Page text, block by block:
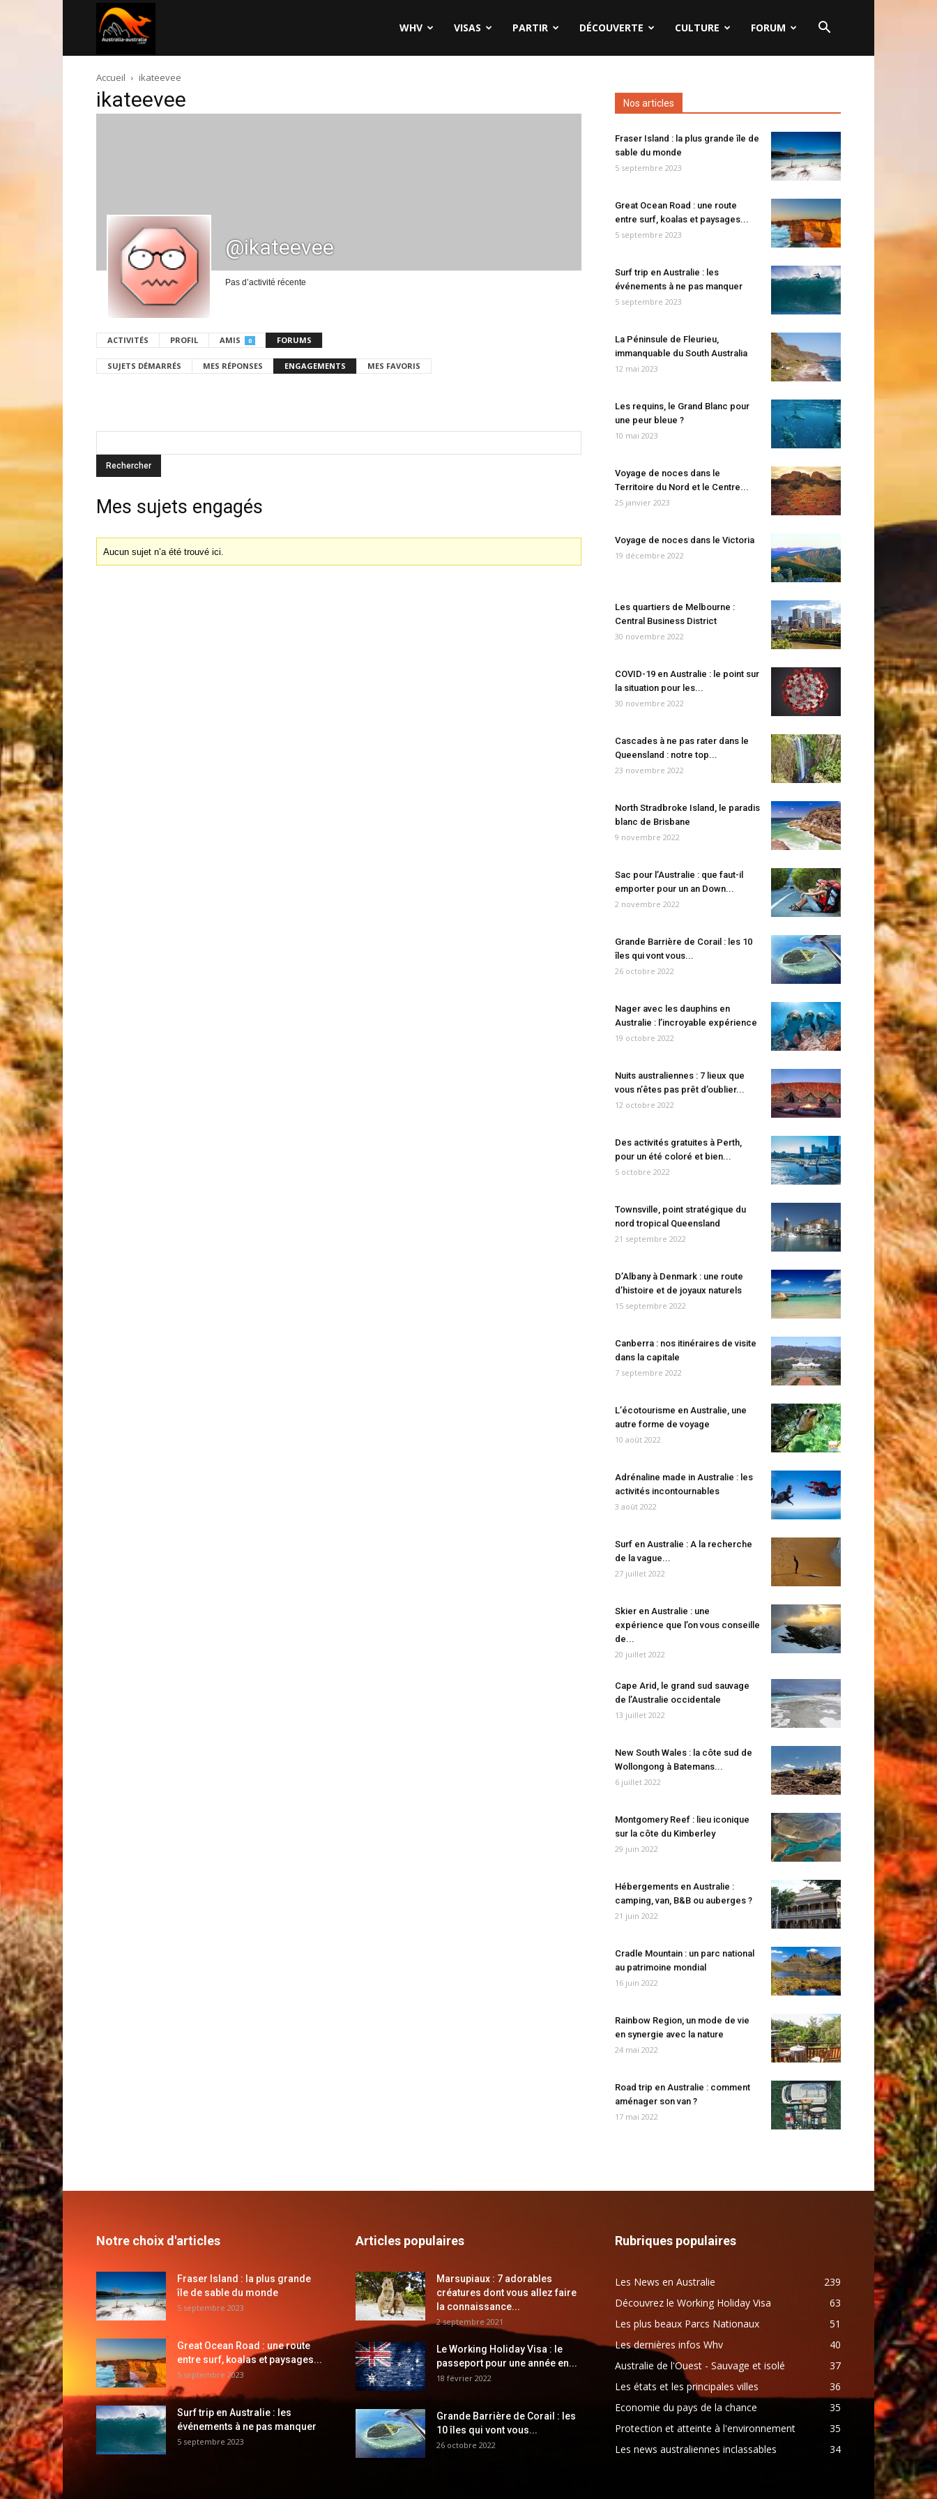
australie.com
WHV VISAS PARTIR DÉCOUVERTE CULTURE FORUM
Accueil ikateevee
ikateevee
@ikateevee
Pas d’activité récente
ACTIVITÉS PROFIL AMIS 0 FORUMS
SUJETS DÉMARRÉS MES RÉPONSES ENGAGEMENTS MES FAVORIS
Mes sujets engagés
Aucun sujet n’a été trouvé ici.
Nos articles
Fraser Island : la plus grande île de
sable du monde
5 septembre 2023
Great Ocean Road : une route
entre surf, koalas et paysages...
5 septembre 2023
Surf trip en Australie : les
événements à ne pas manquer
5 septembre 2023
La Péninsule de Fleurieu,
immanquable du South Australia
12 mai 2023
Les requins, le Grand Blanc pour
une peur bleue ?
10 mai 2023
Voyage de noces dans le
Territoire du Nord et le Centre...
25 janvier 2023
Voyage de noces dans le Victoria
19 décembre 2022
Les quartiers de Melbourne :
Central Business District
30 novembre 2022
COVID-19 en Australie : le point sur
la situation pour les...
30 novembre 2022
Cascades à ne pas rater dans le
Queensland : notre top...
23 novembre 2022
North Stradbroke Island, le paradis
blanc de Brisbane
9 novembre 2022
Sac pour l’Australie : que faut-il
emporter pour un an Down...
2 novembre 2022
Grande Barrière de Corail : les 10
îles qui vont vous...
26 octobre 2022
Nager avec les dauphins en
Australie : l’incroyable expérience
19 octobre 2022
Nuits australiennes : 7 lieux que
vous n’êtes pas prêt d’oublier...
12 octobre 2022
Des activités gratuites à Perth,
pour un été coloré et bien...
5 octobre 2022
Townsville, point stratégique du
nord tropical Queensland
21 septembre 2022
D’Albany à Denmark : une route
d’histoire et de joyaux naturels
15 septembre 2022
Canberra : nos itinéraires de visite
dans la capitale
7 septembre 2022
L’écotourisme en Australie, une
autre forme de voyage
10 août 2022
Adrénaline made in Australie : les
activités incontournables
3 août 2022
Surf en Australie : A la recherche
de la vague...
27 juillet 2022
Skier en Australie : une
expérience que l’on vous conseille
de...
20 juillet 2022
Cape Arid, le grand sud sauvage
de l’Australie occidentale
13 juillet 2022
New South Wales : la côte sud de
Wollongong à Batemans...
6 juillet 2022
Montgomery Reef : lieu iconique
sur la côte du Kimberley
29 juin 2022
Hébergements en Australie :
camping, van, B&B ou auberges ?
21 juin 2022
Cradle Mountain : un parc national
au patrimoine mondial
16 juin 2022
Rainbow Region, un mode de vie
en synergie avec la nature
24 mai 2022
Road trip en Australie : comment
aménager son van ?
17 mai 2022
Notre choix d'articles
Fraser Island : la plus grande
île de sable du monde
5 septembre 2023
Great Ocean Road : une route
entre surf, koalas et paysages...
5 septembre 2023
Surf trip en Australie : les
événements à ne pas manquer
5 septembre 2023
Articles populaires
Marsupiaux : 7 adorables
créatures dont vous allez faire
la connaissance...
2 septembre 2021
Le Working Holiday Visa : le
passeport pour une année en...
18 février 2022
Grande Barrière de Corail : les
10 îles qui vont vous...
26 octobre 2022
Rubriques populaires
Les News en Australie
239
Découvrez le Working Holiday Visa
63
Les plus beaux Parcs Nationaux
51
Les dernières infos Whv
40
Australie de l'Ouest - Sauvage et isolé
37
Les états et les principales villes
36
Economie du pays de la chance
35
Protection et atteinte à l'environnement
35
Les news australiennes inclassables
34